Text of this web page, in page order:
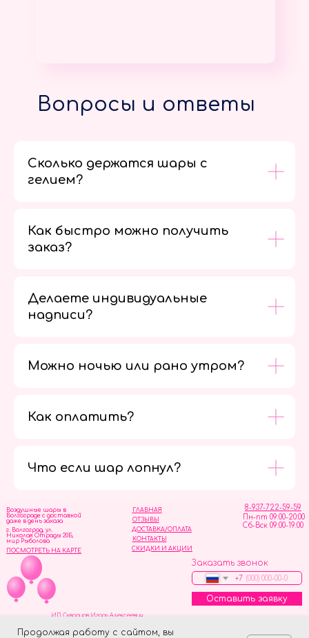
Продолжая работу с сайтом, вы
Вопросы и ответы
Сколько держатся шары с
гелием?
Как быстро можно получить
заказ?
Делаете индивидуальные
надписи?
Можно ночью или рано утром?
Как оплатить?
Что если шар лопнул?
ОТЗЫВЫ
ГЛАВНАЯ
ДОСТАВКА/ОПЛАТА
СКИДКИ И АКЦИИ
КОНТАКТЫ
8-937-722-59-59
Пн-пт 09:00-20:00
Сб-Вск 09:00-19:00
Воздушные шары в
Волгограде с доставкой
даже в день заказа
Заказать звонок
+7
Оставить заявку
г. Волгоград, ул.
Николая Отрады 20Б,
мир Рыболова
ПОСМОТРЕТЬ НА КАРТЕ
ИП Скворцов Игорь Алексеевич